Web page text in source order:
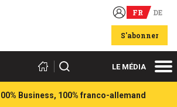
FR DE
S'abonner
Rechercher LE MÉDIA
Business, 100% franco-allemand